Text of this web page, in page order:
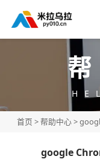
首页 >帮助中心>
google